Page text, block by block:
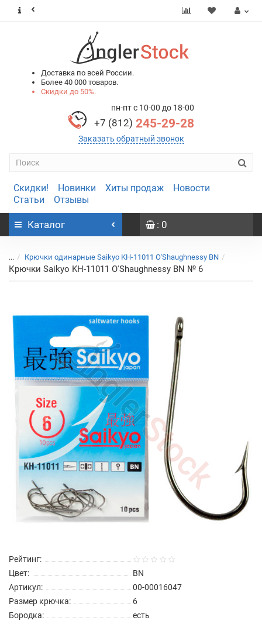
Доставка по всей России.
Более 40 000 товаров.
Скидки до 50%.
пн-пт с 10-00 до 18-00
+7 (812) 245-29-28
Заказать обратный звонок
Скидки! Новинки Хиты продаж
Новости
Статьи
Отзывы
Каталог : 0
... Крючки одинарные Saikyo KH-11011 O'Shaughnessy BN
Крючки Saikyo KH-11011 O'Shaughnessy BN № 6
Рейтинг:
Цвет:
BN
Артикул:
00-00016047
Размер крючка:
6
Бородка:
есть